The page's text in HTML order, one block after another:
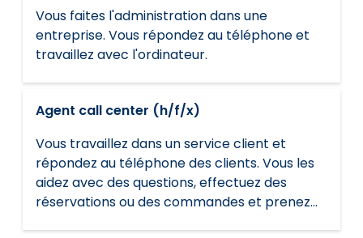
Vous faites l'administration dans une
entreprise. Vous répondez au téléphone et
travaillez avec l'ordinateur.
Agent call center (h/f/x)
Vous travaillez dans un service client et
répondez au téléphone des clients. Vous les
aidez avec des questions, effectuez des
réservations ou des commandes et prenez